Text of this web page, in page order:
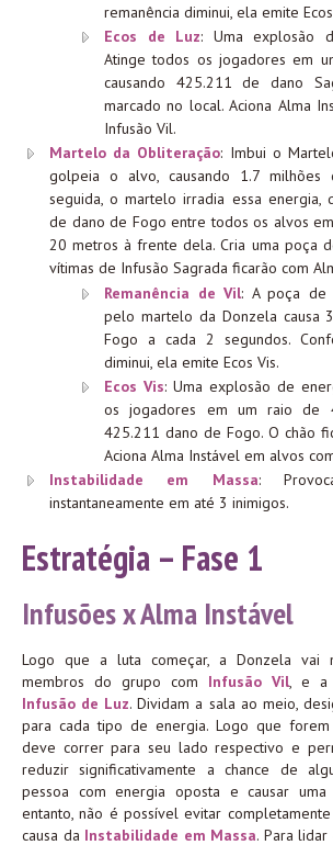
remanência diminui, ela emite
Ecos de Luz: Uma explosão
Atinge todos os jogadores em
causando 425.211 de dano
marcado no local. Aciona Alma
Infusão Vil.
Martelo da Obliteração: Imbui o
golpeia o alvo, causando 1.7 milhões
seguida, o martelo irradia essa energia,
de dano de Fogo entre todos os alvos
20 metros à frente dela. Cria uma poça
vítimas de Infusão Sagrada ficarão com
Remanência de Vil: A poça de
pelo martelo da Donzela causa
Fogo a cada 2 segundos.
diminui, ela emite Ecos Vis.
Ecos Vis: Uma explosão de
os jogadores em um raio de
425.211 dano de Fogo. O chão
Aciona Alma Instável em alvos
Instabilidade em Massa:
instantaneamente em até 3 inimigos.
Estratégia – Fase 1
Infusões x Alma Instável
Logo que a luta começar, a Donzela vai
membros do grupo com Infusão Vil, e a
Infusão de Luz. Dividam a sala ao meio,
para cada tipo de energia. Logo que forem
deve correr para seu lado respectivo e
reduzir significativamente a chance de
pessoa com energia oposta e causar uma
entanto, não é possível evitar
causa da Instabilidade em Massa. Para lidar